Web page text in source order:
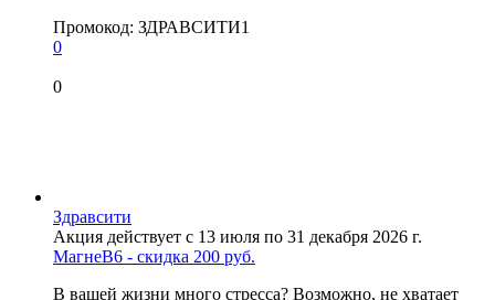
Промокод: ЗДРАВСИТИ1
0
0
Здравсити
Акция действует с 13 июля по 31 декабря 2026 г.
МагнеB6 - скидка 200 руб.
В вашей жизни много стресса? Возможно, не хватает